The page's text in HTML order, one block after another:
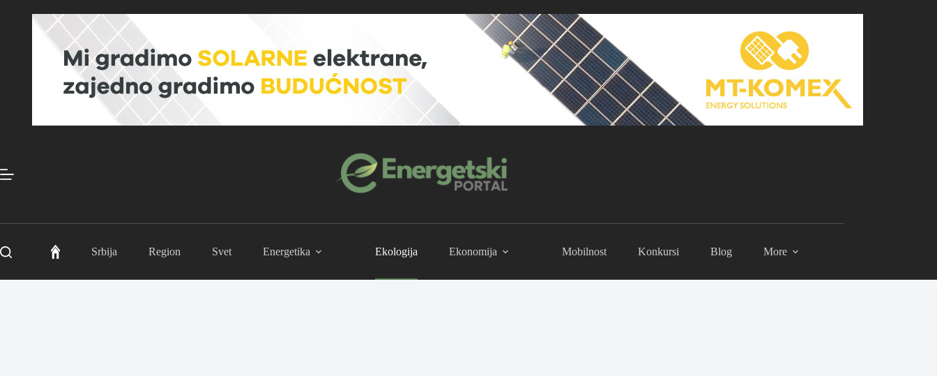
Srbija Region Svet Energetika Ekologija Ekonomija Mobilnost Konkursi Blog More